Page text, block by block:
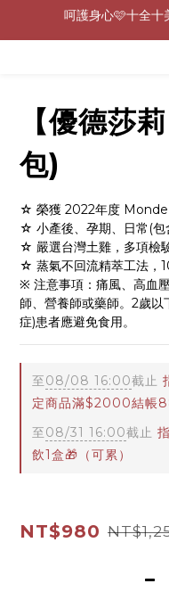
0805-0808指
0805-0808指
【優德莎
包)
☆ 榮獲 2022年度
☆ 小產後、孕期、日常(包
☆ 嚴選台灣土雞，多項檢
☆ 蒸氣不回流精萃工法，
※ 注意事項：痛風、高血
師、營養師或藥師。2歲
症)患者應避免食用。
至08/08 16:00截止
定商品滿$2000結帳
至08/31 16:00截止
飲1盒🎁（可累）
NT$980